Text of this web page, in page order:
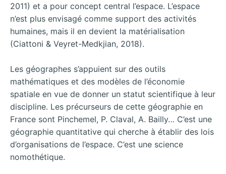
2011) et a pour concept central l’espace. L’espace
n’est plus envisagé comme support des activités
humaines, mais il en devient la matérialisation
(Ciattoni & Veyret-Medkjian, 2018).
Les géographes s’appuient sur des outils
mathématiques et des modèles de l’économie
spatiale en vue de donner un statut scientifique à leur
discipline. Les précurseurs de cette géographie en
France sont Pinchemel, P. Claval, A. Bailly… C’est une
géographie quantitative qui cherche à établir des lois
d’organisations de l’espace. C’est une science
nomothétique.